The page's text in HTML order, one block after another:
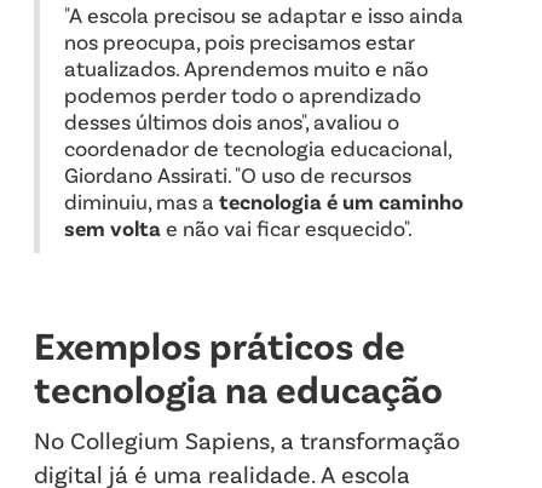
"A escola precisou se adaptar e isso ainda
nos preocupa, pois precisamos estar
atualizados. Aprendemos muito e não
podemos perder todo o aprendizado
desses últimos dois anos", avaliou o
coordenador de tecnologia educacional,
Giordano Assirati. "O uso de recursos
diminuiu, mas a tecnologia é um caminho
sem voltae não vai ficar esquecido".
Exemplos práticos de
tecnologia na educação
No Collegium Sapiens, a transformação
digital já é uma realidade. A escola